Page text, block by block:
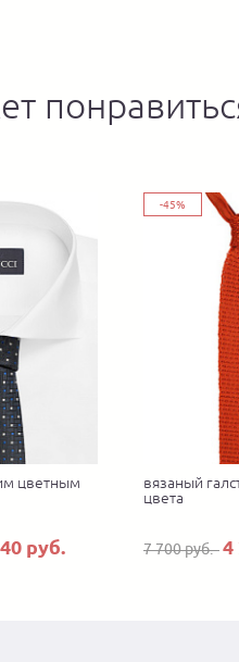
цветным
руб.
-45%
вязаный
цвета
7 700 руб.4